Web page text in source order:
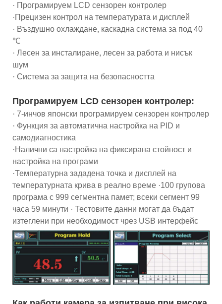
· Програмируем LCD сензорен контролер
·Прецизен контрол на температурата и дисплей
· Въздушно охлаждане, каскадна система за под 40
℃
· Лесен за инсталиране, лесен за работа и нисък
шум
· Система за защита на безопасността
Програмируем LCD сензорен контролер:
· 7-инчов японски програмируем сензорен контролер
· Функция за автоматична настройка на PID и
самодиагностика
·Налични са настройка на фиксирана стойност и
настройка на програми
·Температурна зададена точка и дисплей на
температурната крива в реално време ·100 групова
програма с 999 сегментна памет; всеки сегмент 99
часа 59 минути · Тестовите данни могат да бъдат
изтеглени при необходимост чрез USB интерфейс